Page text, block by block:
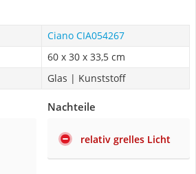
Ciano CIA054267
60 x 30 x 33,5 cm
Glas | Kunststoff
Nachteile
relativ grelles Licht